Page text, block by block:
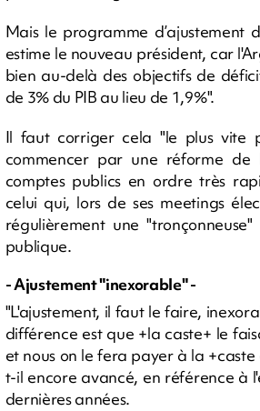
Mais le programme d’ajustement
estime le nouveau président, car
bien au-delà des objectifs de
de 3% du PIB au lieu de 1,9%".
Il faut corriger cela "le plus vite
commencer par une réforme de
comptes publics en ordre très
celui qui, lors de ses meetings
régulièrement une
publique.
- Ajustement "inexorable" -
"L'ajustement, il faut le faire,
différence est que +la caste+ le
et nous on le fera payer à la +caste
t-il encore avancé, en référence à
dernières années.